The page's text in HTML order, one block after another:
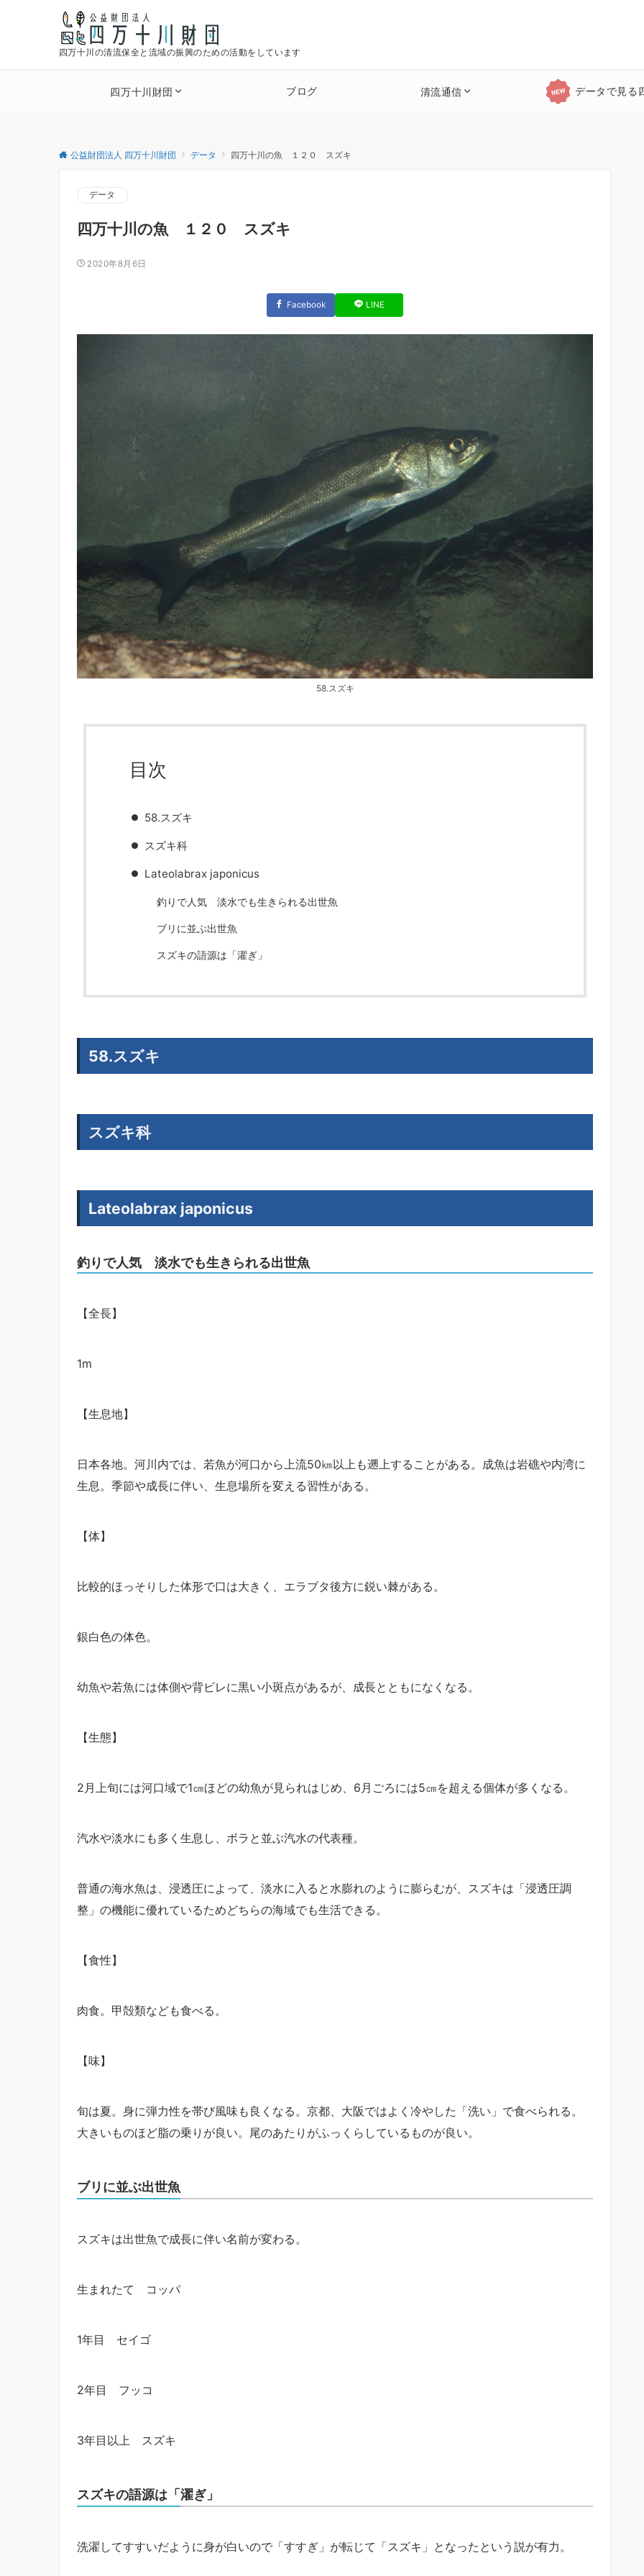
四万十川の清流保全と流域の振興のための活動をしています
四万十川財団 ブログ 清流通信 データで見る
公益財団法人 四万十川財団 データ 四万十川の魚 １２０ スズキ
データ
四万十川の魚 １２０ スズキ
2020年8月6日
Facebook LINE
58.スズキ
目次
58.スズキ
スズキ科
Lateolabrax japonicus
釣りで人気 淡水でも生きられる出世魚
ブリに並ぶ出世魚
スズキの語源は「濯ぎ」
58.スズキ
スズキ科
Lateolabrax japonicus
釣りで人気 淡水でも生きられる出世魚
【全長】
1m
【生息地】
日本各地。河川内では、若魚が河口から上流50㎞以上も遡上することがある。成魚は岩礁や内湾に
生息。季節や成長に伴い、生息場所を変える習性がある。
【体】
比較的ほっそりした体形で口は大きく、エラブタ後方に鋭い棘がある。
銀白色の体色。
幼魚や若魚には体側や背ビレに黒い小斑点があるが、成長とともになくなる。
【生態】
2月上旬には河口域で1㎝ほどの幼魚が見られはじめ、6月ごろには5㎝を超える個体が多くなる。
汽水や淡水にも多く生息し、ボラと並ぶ汽水の代表種。
普通の海水魚は、浸透圧によって、淡水に入ると水膨れのように膨らむが、スズキは「浸透圧調
整」の機能に優れているためどちらの海域でも生活できる。
【食性】
肉食。甲殻類なども食べる。
【味】
旬は夏。身に弾力性を帯び風味も良くなる。京都、大阪ではよく冷やした「洗い」で食べられる。
大きいものほど脂の乗りが良い。尾のあたりがふっくらしているものが良い。
ブリに並ぶ出世魚
スズキは出世魚で成長に伴い名前が変わる。
生まれたて コッパ
1年目 セイゴ
2年目 フッコ
3年目以上 スズキ
スズキの語源は「濯ぎ」
洗濯してすすいだように身が白いので「すすぎ」が転じて「スズキ」となったという説が有力。